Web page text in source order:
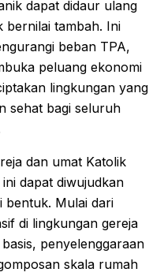
dapat didaur ulang
bernilai tambah. Ini
beban TPA,
peluang ekonomi
lingkungan yang
sehat bagi seluruh
dan umat Katolik
dapat diwujudkan
bentuk. Mulai dari
di lingkungan gereja
penyelenggaraan
skala rumah